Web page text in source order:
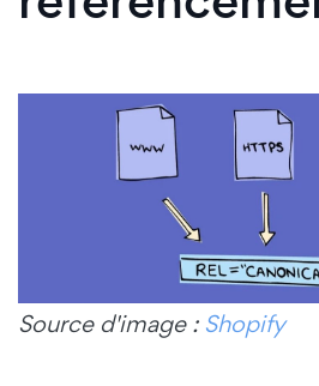
Source d'image : Shopify